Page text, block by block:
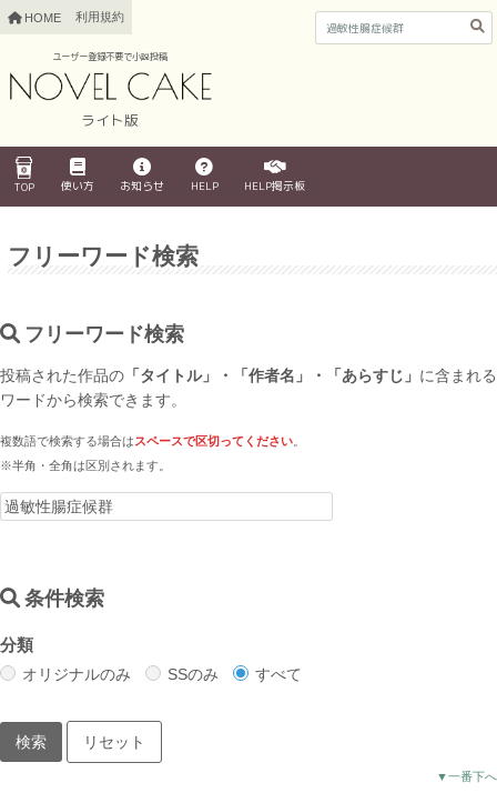
HOME 利用規約
ユーザー登録不要で小説投稿
ライト版
TOP 使い方 お知らせ HELP HELP掲示板
フリーワード検索
フリーワード検索
投稿された作品の 「タイトル」・「作者名」・「あらすじ」 に含まれる
ワードから検索できます。
複数語で検索する場合はスペースで区切ってください
※半角・全角は区別されます。
条件検索
分類
オリジナルのみ SSのみ すべて
▼一番下へ